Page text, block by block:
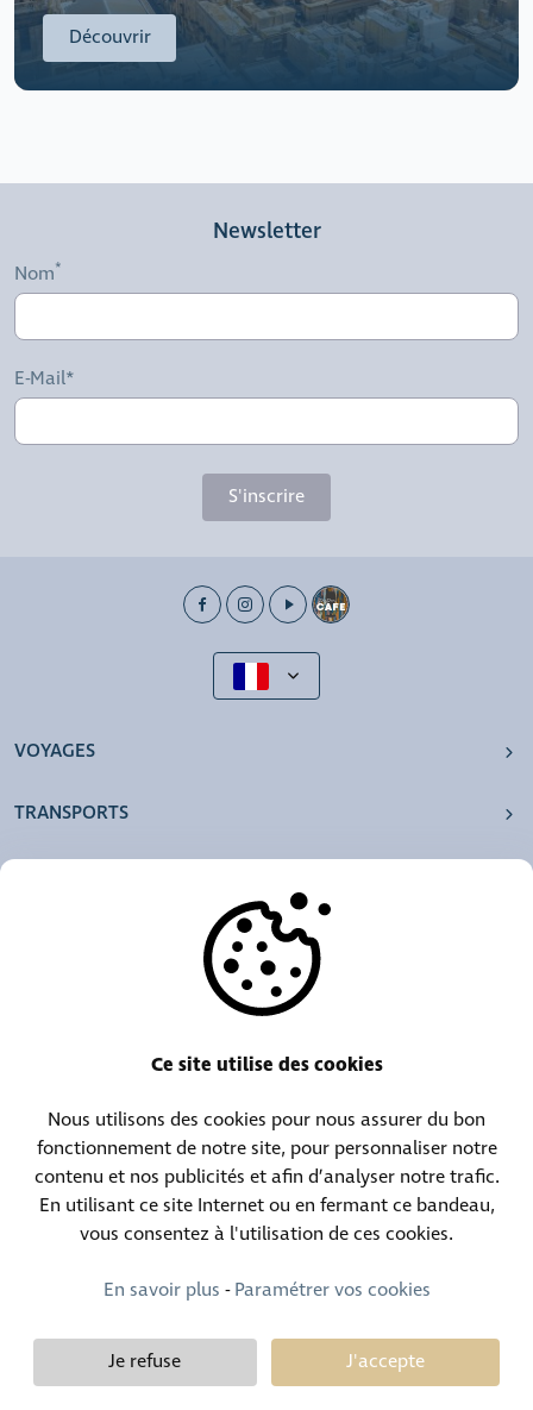
Découvrir
Newsletter
Nom
E-Mail*
S'inscrire
VOYAGES
TRANSPORTS
Centrale téléphonique :
(+352) 30 01 46-1
Contact objets trouvés :
(+352) 30 01 46 84
(+352) 30 01 46 80 (24h/24 7j/7)
Demy Schandeler © Copyright 2026, tous droits réservés
Ce site utilise des cookies
Nous utilisons des cookies pour nous assurer du bon
fonctionnement de notre site, pour personnaliser notre
contenu et nos publicités et afin d’analyser notre trafic.
En utilisant ce site Internet ou en fermant ce bandeau,
vous consentez à l'utilisation de ces cookies.
En savoir plus -Paramétrer vos cookies
Je refuse J'accepte